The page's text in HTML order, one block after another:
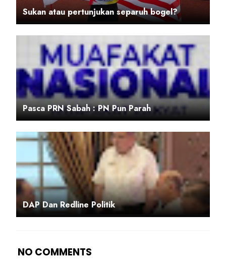
Sukan atau pertunjukan separuh bogel?
Pasca PRN Sabah : PN Pun Parah
DAP Dan Redline Politik
NO COMMENTS